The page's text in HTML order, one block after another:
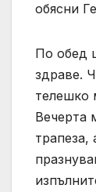
обясни
По обед
здраве.
телешко
Вечерта
трапеза,